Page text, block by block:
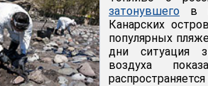
затонувшего в
Канарских
популярных
дни ситуация
воздуха